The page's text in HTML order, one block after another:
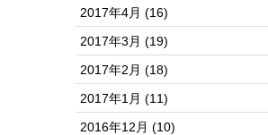
2017年4月 (16)
2017年3月 (19)
2017年2月 (18)
2017年1月 (11)
2016年12月 (10)